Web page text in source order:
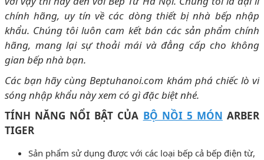
chính hãng, uy tín về các dòng thiết bị nhà bếp nhập
khẩu. Chúng tôi luôn cam kết bán các sản phẩm chính
hãng, mang lại sự thoải mái và đẳng cấp cho không
gian bếp nhà bạn.
Các bạn hãy cùng Beptuhanoi.com khám phá chiếc lò vi
sóng nhập khẩu này xem có gì đặc biệt nhé.
TÍNH NĂNG NỔI BẬT CỦA BỘ NỒI 5 MÓN ARBER
TIGER
Sản phẩm sử dụng được với các loại bếp cả bếp điện từ,